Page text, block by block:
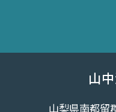
山
山梨県南都留